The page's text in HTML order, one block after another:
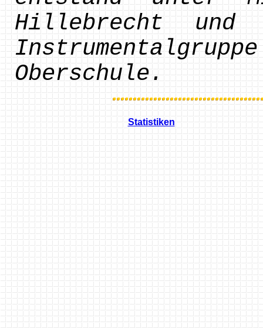
Hillebrecht und
Oberschule.
Statistiken